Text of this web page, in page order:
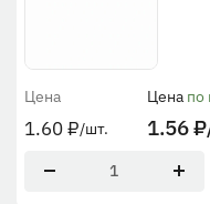
Цена
1.60₽/шт.
Цена по
1.56₽